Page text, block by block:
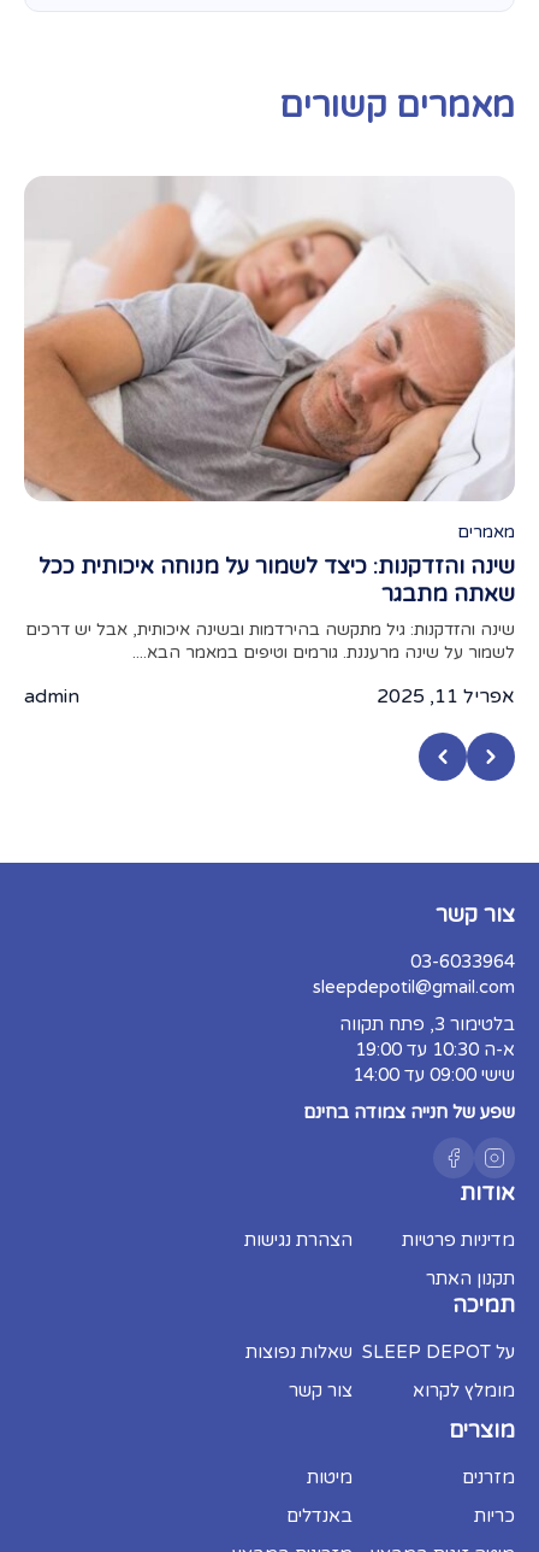
מאמרים קשורים
מאמרים
שינה והזדקנות: כיצד לשמור על מנוחה איכותית ככל
שאתה מתבגר
שינה והזדקנות: גיל מתקשה בהירדמות ובשינה איכותית, אבל יש דרכים
לשמור על שינה מרעננת. גורמים וטיפים במאמר הבא....
אפריל 11, 2025 admin
מוצרים
מזרנים
מיטות
כריות
באנדלים
תמיכה
על SLEEP DEPOT
שאלות נפוצות
מומלץ לקרוא
צור קשר
אודות
מדיניות פרטיות
הצהרת נגישות
תקנון האתר
צור קשר
03-6033964
sleepdepotil@gmail.com
בלטימור 3, פתח תקווה
א-ה 10:30 עד 19:00
שישי 09:00 עד 14:00
שפע של חנייה צמודה בחינם